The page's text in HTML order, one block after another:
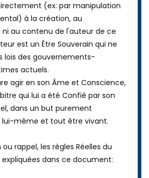
(ex: par manipulation
à la création, au
au contenu de l'auteur de ce
est un Être Souverain qui ne
lois des gouvernements-
actuels.
agir en son Âme et Conscience,
qui lui a été Confié par son
dans un but purement
lui-même et tout être vivant.
rappel, les règles Réelles du
dans ce document: